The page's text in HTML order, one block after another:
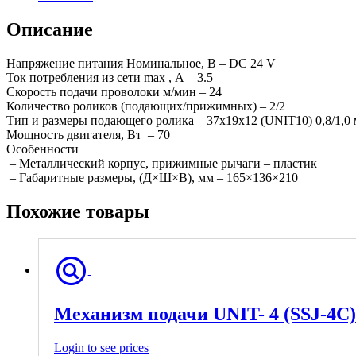
Описание
Напряжение питания Номинальное, В – DC 24 V
Ток потребления из сети max , А – 3.5
Скорость подачи проволоки м/мин – 24
Количество роликов (подающих/прижимных) – 2/2
Тип и размеры подающего ролика – 37х19х12 (UNIT10) 0,8/1,0
Мощность двигателя, Вт – 70
Особенности
– Металлический корпус, прижимные рычаги – пластик
– Габаритные размеры, (Д×Ш×В), мм – 165×136×210
Похожие товары
Механизм подачи UNIT- 4 (SSJ-4С)
Login to see prices